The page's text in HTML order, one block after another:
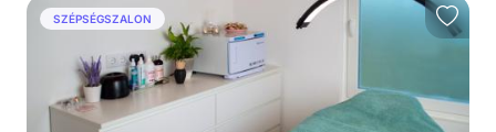
SZÉPSÉGSZALON